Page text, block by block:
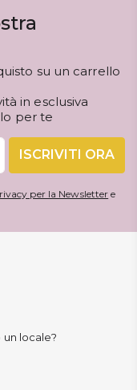
su un carrello
in esclusiva
per te
ISCRIVITI ORA
per la Newsletter e
un locale?